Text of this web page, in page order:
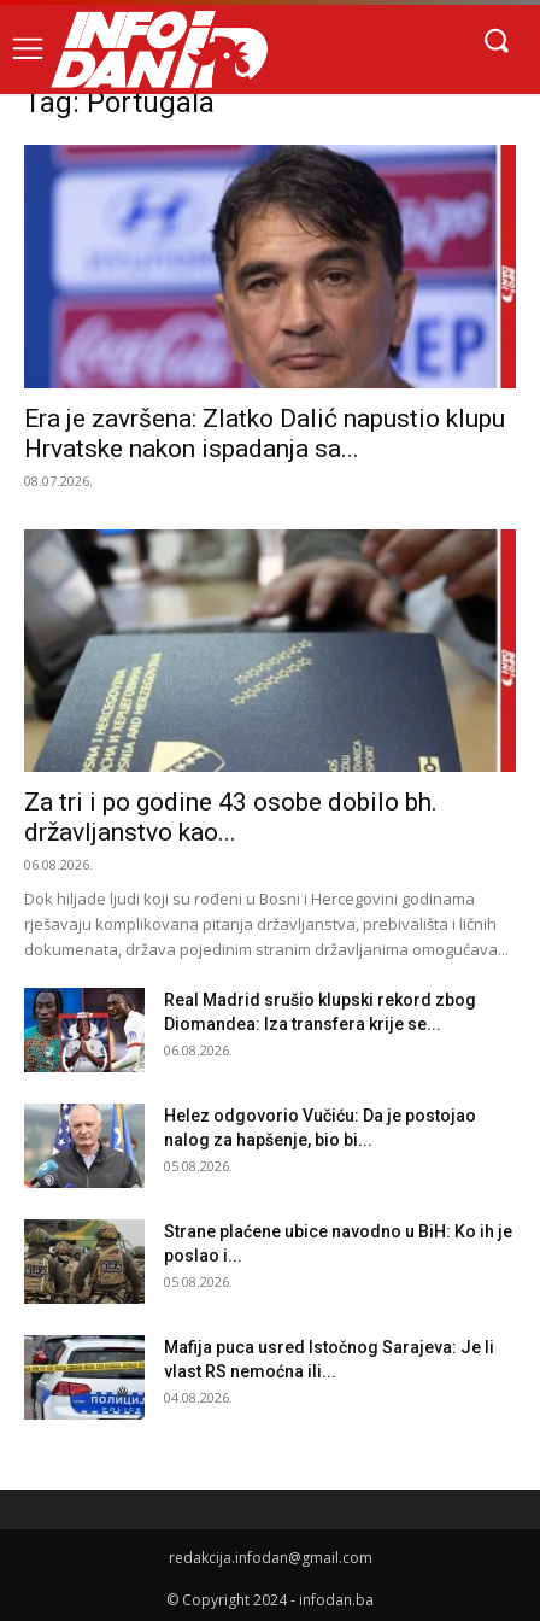
Tag: Portugala
Era je završena: Zlatko Dalić napustio klupu
Hrvatske nakon ispadanja sa...
08.07.2026.
Za tri i po godine 43 osobe dobilo bh.
državljanstvo kao...
06.08.2026.
Dok hiljade ljudi koji su rođeni u Bosni i Hercegovini godinama
rješavaju komplikovana pitanja državljanstva, prebivališta i ličnih
dokumenata, država pojedinim stranim državljanima omogućava...
Real Madrid srušio klupski rekord zbog
Diomandea: Iza transfera krije se...
06.08.2026.
Helez odgovorio Vučiću: Da je postojao
nalog za hapšenje, bio bi...
05.08.2026.
Strane plaćene ubice navodno u BiH: Ko ih je
poslao i...
05.08.2026.
Mafija puca usred Istočnog Sarajeva: Je li
vlast RS nemoćna ili...
04.08.2026.
redakcija.infodan@gmail.com
© Copyright 2024 - infodan.ba